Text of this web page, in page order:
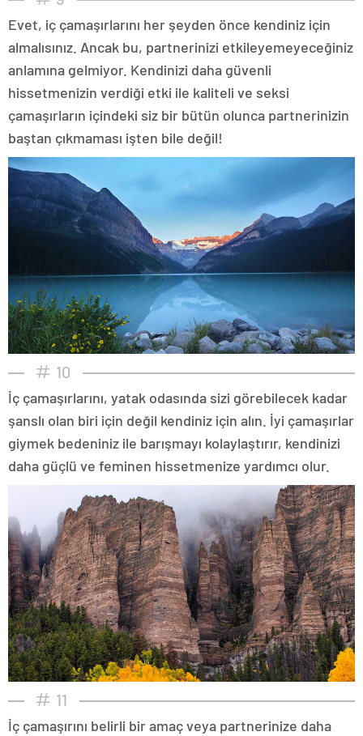
Evet, iç çamaşırlarını her şeyden önce kendiniz için
almalısınız. Ancak bu, partnerinizi etkileyemeyeceğiniz
anlamına gelmiyor. Kendinizi daha güvenli
hissetmenizin verdiği etki ile kaliteli ve seksi
çamaşırların içindeki siz bir bütün olunca partnerinizin
baştan çıkmaması işten bile değil!
10
İç çamaşırlarını, yatak odasında sizi görebilecek kadar
şanslı olan biri için değil kendiniz için alın. İyi çamaşırlar
giymek bedeniniz ile barışmayı kolaylaştırır, kendinizi
daha güçlü ve feminen hissetmenize yardımcı olur.
11
İç çamaşırını belirli bir amaç veya partnerinize daha